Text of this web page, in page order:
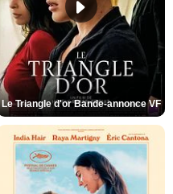
Le Triangle d'or Bande-annonce VF